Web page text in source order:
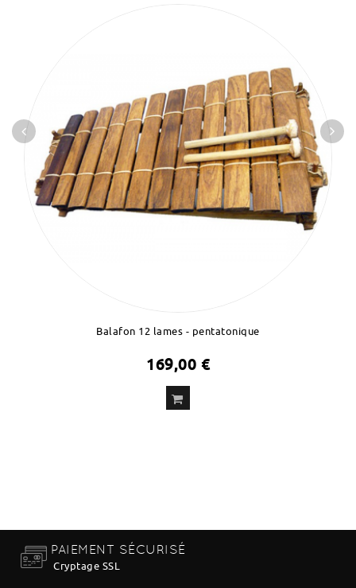
Balafon 12 lames - pentatonique
169,00 €
PAIEMENT SÉCURISÉ
Cryptage SSL